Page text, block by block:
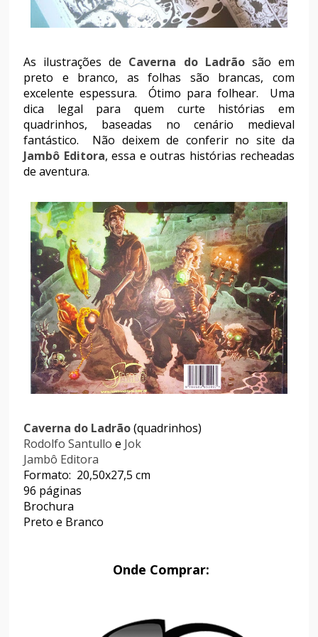
As ilustrações de Caverna do Ladrãosão em
preto e branco, as folhas são brancas, com
excelente espessura. Ótimo para folhear. Uma
dica legal para quem curte histórias em
quadrinhos, baseadas no cenário medieval
fantástico. Não deixem de conferir no site da
Jambô Editora, essa e outras histórias recheadas
de aventura.
Caverna do Ladrão(quadrinhos)
Rodolfo Santullo e Jok
Jambô Editora
Formato: 20,50x27,5 cm
96 páginas
Brochura
Preto e Branco
Onde Comprar: